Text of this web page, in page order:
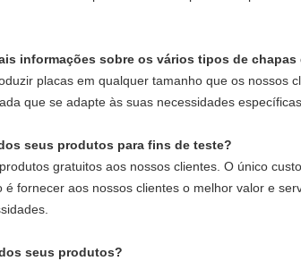
informações sobre os vários tipos de
placas em qualquer tamanho que os nossos
que se adapte às suas necessidades
seus produtos para fins de teste?
gratuitos aos nossos clientes. O único
é fornecer aos nossos clientes o melhor valor e
seus produtos?